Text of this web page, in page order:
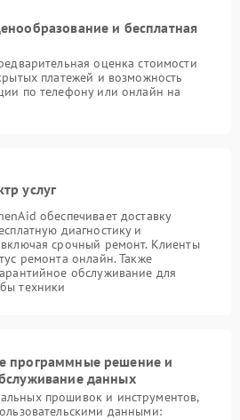
и бесплатная
оценка стоимости
платежей и возможность
по телефону или онлайн на
услуг
обеспечивает доставку
диагностику и
срочный ремонт. Клиенты
ремонта онлайн. Также
обслуживание для
техники
программные решение и
данных
прошивок и инструментов,
данными: